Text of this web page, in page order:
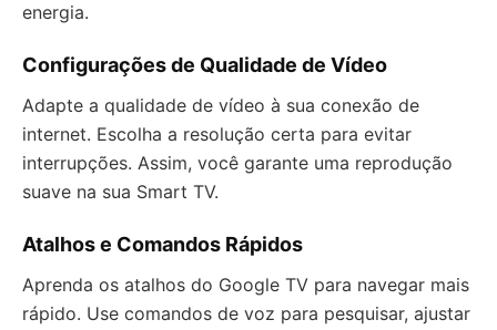
energia.
Configurações de Qualidade de Vídeo
Adapte a qualidade de vídeo à sua conexão de
internet. Escolha a resolução certa para evitar
interrupções. Assim, você garante uma reprodução
suave na sua Smart TV.
Atalhos e Comandos Rápidos
Aprenda os atalhos do Google TV para navegar mais
rápido. Use comandos de voz para pesquisar, ajustar